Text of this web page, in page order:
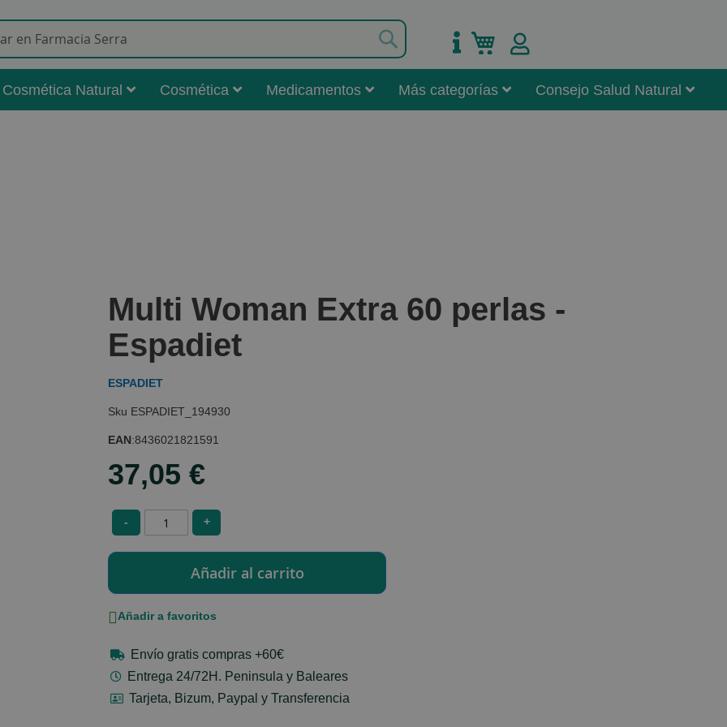
Mi carrito
Cosmética Natural Cosmética Medicamentos Más categorías Consejo Salud Natural
Multi Woman Extra 60 perlas -
Espadiet
ESPADIET
ESPADIET_194930
EAN:8436021821591
37,05 €
- +
Añadir a favoritos
Envío gratis compras +60€
Entrega 24/72H. Peninsula y Baleares
Tarjeta, Bizum, Paypal y Transferencia